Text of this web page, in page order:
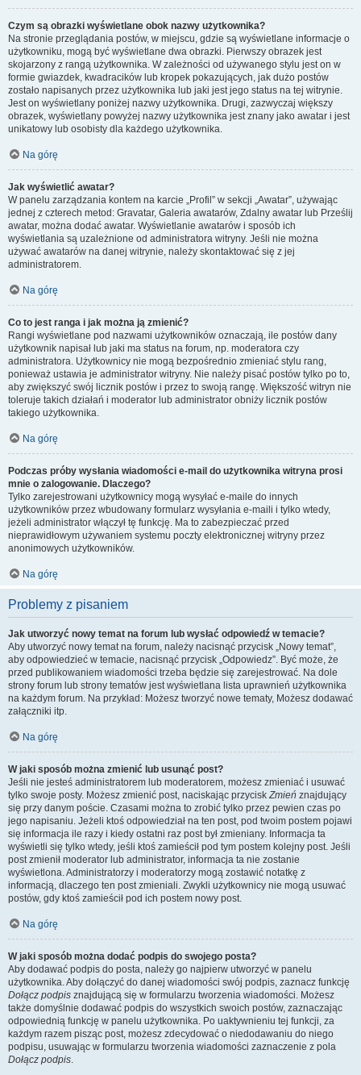
Czym są obrazki wyświetlane obok nazwy użytkownika?
Na stronie przeglądania postów, w miejscu, gdzie są wyświetlane informacje o
użytkowniku, mogą być wyświetlane dwa obrazki. Pierwszy obrazek jest
skojarzony z rangą użytkownika. W zależności od używanego stylu jest on w
formie gwiazdek, kwadracików lub kropek pokazujących, jak dużo postów
zostało napisanych przez użytkownika lub jaki jest jego status na tej witrynie.
Jest on wyświetlany poniżej nazwy użytkownika. Drugi, zazwyczaj większy
obrazek, wyświetlany powyżej nazwy użytkownika jest znany jako awatar i jest
unikatowy lub osobisty dla każdego użytkownika.
Na górę
Jak wyświetlić awatar?
W panelu zarządzania kontem na karcie „Profil” w sekcji „Awatar”, używając
jednej z czterech metod: Gravatar, Galeria awatarów, Zdalny awatar lub Prześlij
awatar, można dodać awatar. Wyświetlanie awatarów i sposób ich
wyświetlania są uzależnione od administratora witryny. Jeśli nie można
używać awatarów na danej witrynie, należy skontaktować się z jej
administratorem.
Na górę
Co to jest ranga i jak można ją zmienić?
Rangi wyświetlane pod nazwami użytkowników oznaczają, ile postów dany
użytkownik napisał lub jaki ma status na forum, np. moderatora czy
administratora. Użytkownicy nie mogą bezpośrednio zmieniać stylu rang,
ponieważ ustawia je administrator witryny. Nie należy pisać postów tylko po to,
aby zwiększyć swój licznik postów i przez to swoją rangę. Większość witryn nie
toleruje takich działań i moderator lub administrator obniży licznik postów
takiego użytkownika.
Na górę
Podczas próby wysłania wiadomości e-mail do użytkownika witryna prosi
mnie o zalogowanie. Dlaczego?
Tylko zarejestrowani użytkownicy mogą wysyłać e-maile do innych
użytkowników przez wbudowany formularz wysyłania e-maili i tylko wtedy,
jeżeli administrator włączył tę funkcję. Ma to zabezpieczać przed
nieprawidłowym używaniem systemu poczty elektronicznej witryny przez
anonimowych użytkowników.
Na górę
Problemy z pisaniem
Jak utworzyć nowy temat na forum lub wysłać odpowiedź w temacie?
Aby utworzyć nowy temat na forum, należy nacisnąć przycisk „Nowy temat”,
aby odpowiedzieć w temacie, nacisnąć przycisk „Odpowiedz”. Być może, że
przed publikowaniem wiadomości trzeba będzie się zarejestrować. Na dole
strony forum lub strony tematów jest wyświetlana lista uprawnień użytkownika
na każdym forum. Na przykład: Możesz tworzyć nowe tematy, Możesz dodawać
załączniki itp.
Na górę
W jaki sposób można zmienić lub usunąć post?
Jeśli nie jesteś administratorem lub moderatorem, możesz zmieniać i usuwać
tylko swoje posty. Możesz zmienić post, naciskając przyciskZmień znajdujący
się przy danym poście. Czasami można to zrobić tylko przez pewien czas po
jego napisaniu. Jeżeli ktoś odpowiedział na ten post, pod twoim postem pojawi
się informacja ile razy i kiedy ostatni raz post był zmieniany. Informacja ta
wyświetli się tylko wtedy, jeśli ktoś zamieścił pod tym postem kolejny post. Jeśli
post zmienił moderator lub administrator, informacja ta nie zostanie
wyświetlona. Administratorzy i moderatorzy mogą zostawić notatkę z
informacją, dlaczego ten post zmieniali. Zwykli użytkownicy nie mogą usuwać
postów, gdy ktoś zamieścił pod ich postem nowy post.
Na górę
W jaki sposób można dodać podpis do swojego posta?
Aby dodawać podpis do posta, należy go najpierw utworzyć w panelu
użytkownika. Aby dołączyć do danej wiadomości swój podpis, zaznacz funkcję
Dołącz podpis znajdującą się w formularzu tworzenia wiadomości. Możesz
także domyślnie dodawać podpis do wszystkich swoich postów, zaznaczając
odpowiednią funkcję w panelu użytkownika. Po uaktywnieniu tej funkcji, za
każdym razem pisząc post, możesz zdecydować o niedodawaniu do niego
podpisu, usuwając w formularzu tworzenia wiadomości zaznaczenie z pola
Dołącz podpis.